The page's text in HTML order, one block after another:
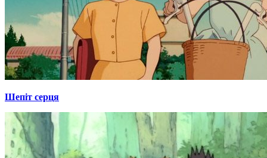
Шепіт серця